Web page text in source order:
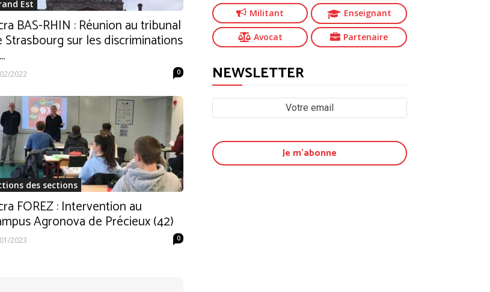
Est
BAS-RHIN : Réunion au tribunal
Strasbourg sur les discriminations
2022 0
des sections
FOREZ : Intervention au
Agronova de Précieux (42)
2023 0
Militant Enseignant
Avocat Partenaire
NEWSLETTER